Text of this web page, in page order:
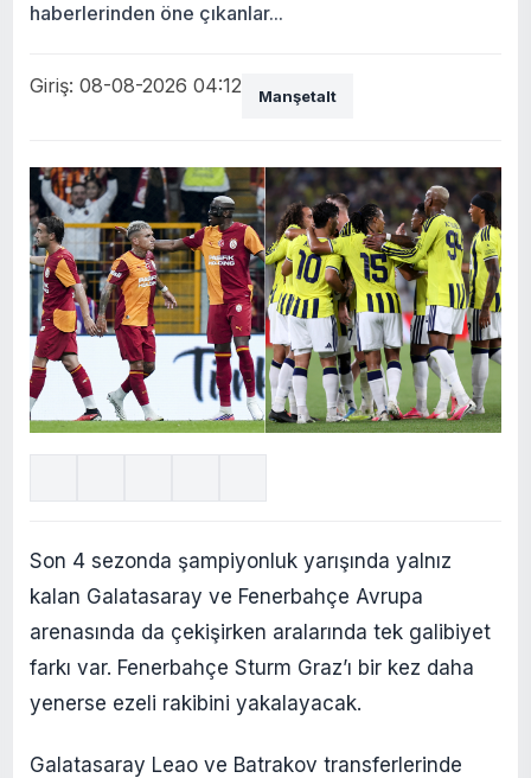
haberlerinden öne çıkanlar...
Giriş: 08-08-2026 04:12 Manşetalt
Son 4 sezonda şampiyonluk yarışında yalnız
kalan Galatasaray ve Fenerbahçe Avrupa
arenasında da çekişirken aralarında tek galibiyet
farkı var. Fenerbahçe Sturm Graz’ı bir kez daha
yenerse ezeli rakibini yakalayacak.
Galatasaray Leao ve Batrakov transferlerinde